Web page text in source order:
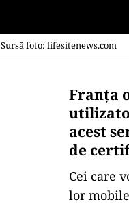
Sursă foto: lifesitenews.com
Franța
acest
de
Cei care
lor